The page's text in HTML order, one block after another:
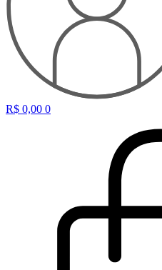
R$ 0,00 0